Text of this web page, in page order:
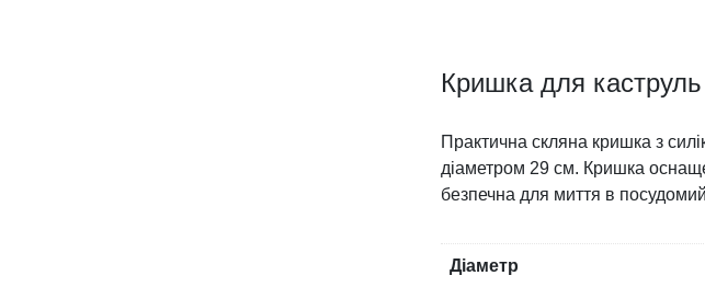
Кришка для
Практична скляна кришка з
діаметром 29 см. Кришка
безпечна для миття в
Діаметр